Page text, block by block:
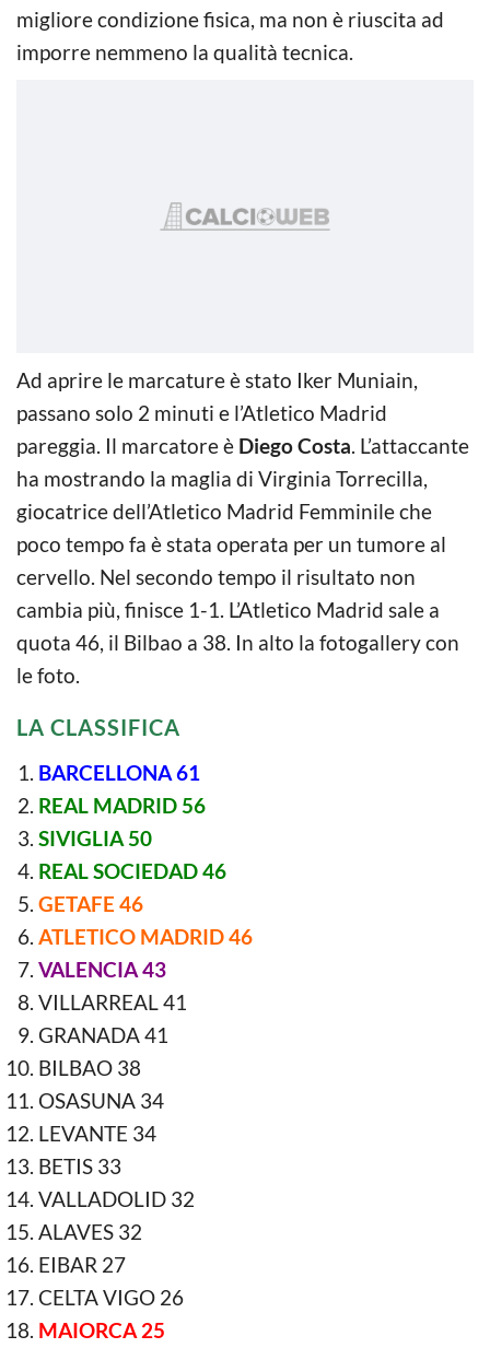
migliore condizione fisica, ma non è riuscita ad
imporre nemmeno la qualità tecnica.
Ad aprire le marcature è stato Iker Muniain,
passano solo 2 minuti e l’Atletico Madrid
pareggia. Il marcatore è Diego Costa. L’attaccante
ha mostrando la maglia di Virginia Torrecilla,
giocatrice dell’Atletico Madrid Femminile che
poco tempo fa è stata operata per un tumore al
cervello. Nel secondo tempo il risultato non
cambia più, finisce 1-1. L’Atletico Madrid sale a
quota 46, il Bilbao a 38. In alto la fotogallery con
le foto.
LA CLASSIFICA
BARCELLONA 61
REAL MADRID 56
SIVIGLIA 50
REAL SOCIEDAD 46
GETAFE 46
ATLETICO MADRID 46
VALENCIA 43
VILLARREAL 41
GRANADA 41
BILBAO 38
OSASUNA 34
LEVANTE 34
BETIS 33
VALLADOLID 32
ALAVES 32
EIBAR 27
CELTA VIGO 26
MAIORCA 25